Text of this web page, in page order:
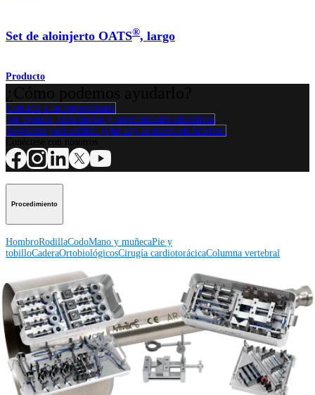
Set de aloinjerto OATS®, largo
Producto
Contacte a un representante
Ver eventos, laboratorios y oportunidades educativas
Regístrese para recibir: ¿Qué hay de nuevo en Arthrex?
Procedimiento
HombroRodillaCodoMano y muñecaPie y
tobilloCaderaOrtobiológicosCirugía cardiotorácicaColumna vertebral
Producto
HombroRodillaCodoMano y muñecaPie y tobilloCaderaOrtobiológicos
Cirugía cardiotorácicaColumna vertebralImagen y resección
Educación médica